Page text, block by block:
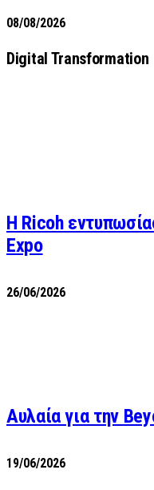
08/08/2026
Digital Transformation
Η Ricoh
Expo
26/06/2026
Αυλαία για την
19/06/2026